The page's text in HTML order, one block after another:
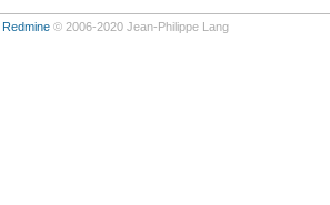
Redmine© 2006-2020 Jean-Philippe Lang